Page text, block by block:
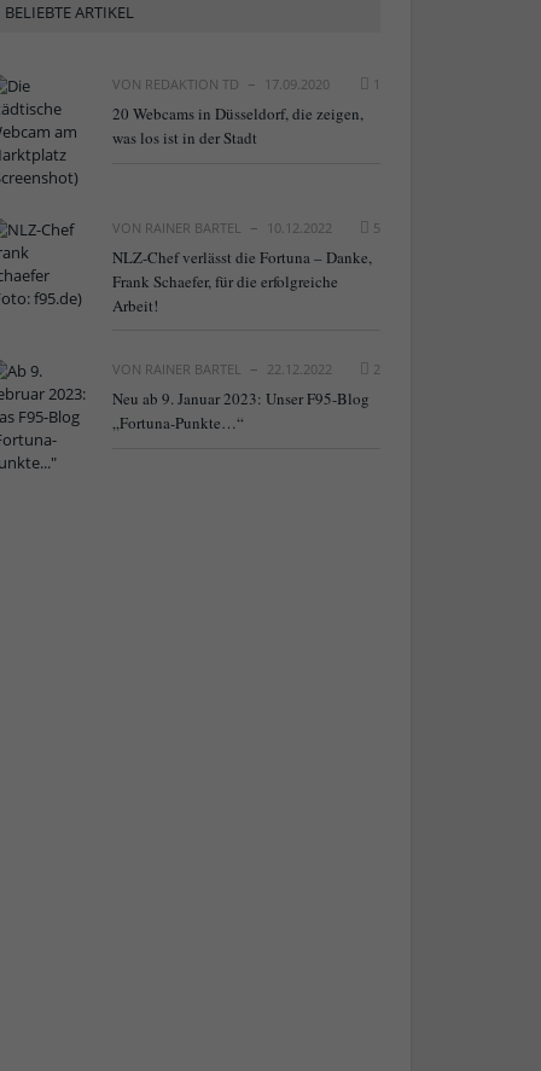
BELIEBTE ARTIKEL
VON REDAKTION TD 17.09.2020 1
20 Webcams in Düsseldorf, die zeigen,
was los ist in der Stadt
VON RAINER BARTEL 10.12.2022 5
NLZ-Chef verlässt die Fortuna – Danke,
Frank Schaefer, für die erfolgreiche
Arbeit!
VON RAINER BARTEL 22.12.2022 2
Neu ab 9. Januar 2023: Unser F95-Blog
„Fortuna-Punkte…“